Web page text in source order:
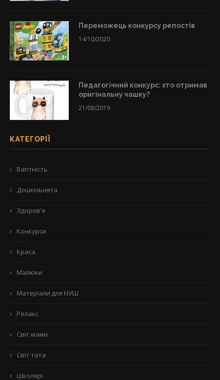
Переможець конкурсу репостів
14/10/2020
Педагогічний конкурс: хто отримав
оригінальну чашку?
21/08/2019
КАТЕГОРІЇ
Вагітність
Дошкільнята
Здоров'я
Конкурси
Краса
Малюки
Матеріали для НУШ
Релакс
Світ мами
Світ тата
Школярі